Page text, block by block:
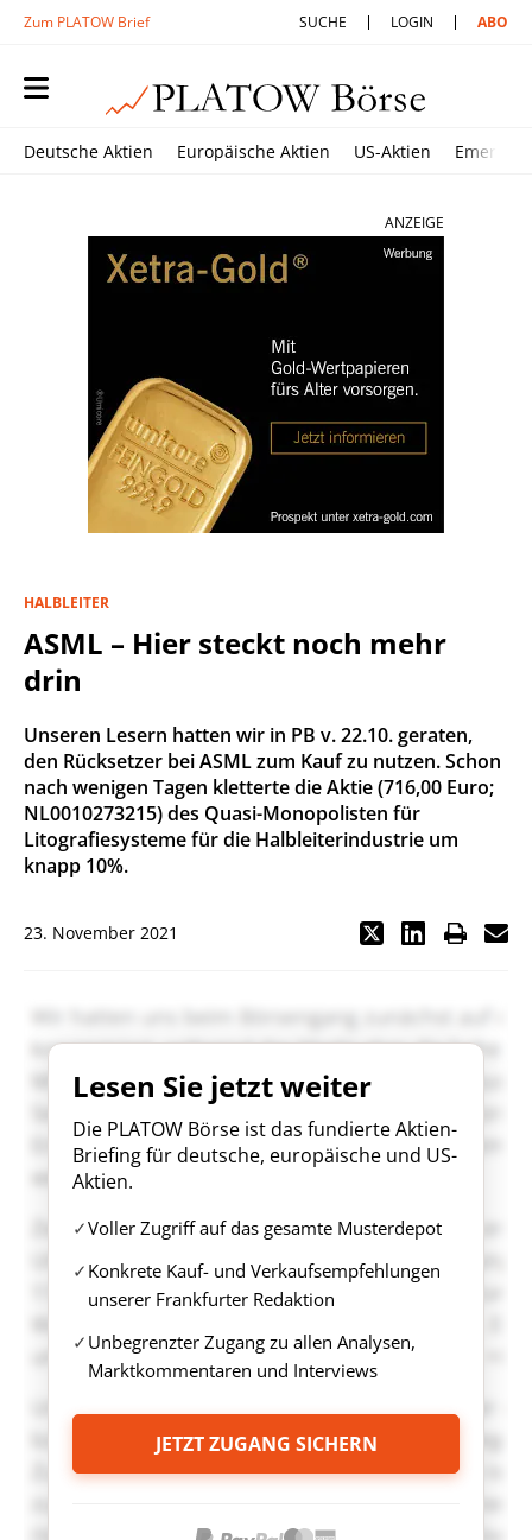
Zum PLATOW Brief SUCHE LOGIN ABO
Deutsche Aktien Europäische Aktien US-Aktien
ANZEIGE
HALBLEITER
ASML – Hier steckt noch mehr
drin
Unseren Lesern hatten wir in PB v. 22.10. geraten,
den Rücksetzer bei ASML zum Kauf zu nutzen. Schon
nach wenigen Tagen kletterte die Aktie (716,00 Euro;
NL0010273215) des Quasi-Monopolisten für
Litografiesysteme für die Halbleiterindustrie um
knapp 10%.
23. November 2021
Lesen Sie jetzt weiter
Die PLATOW Börse ist das fundierte Aktien-
Briefing für deutsche, europäische und US-
Aktien.
Voller Zugriff auf das gesamte Musterdepot
Konkrete Kauf- und Verkaufsempfehlungen
unserer Frankfurter Redaktion
Unbegrenzter Zugang zu allen Analysen,
Marktkommentaren und Interviews
JETZT ZUGANG SICHERN